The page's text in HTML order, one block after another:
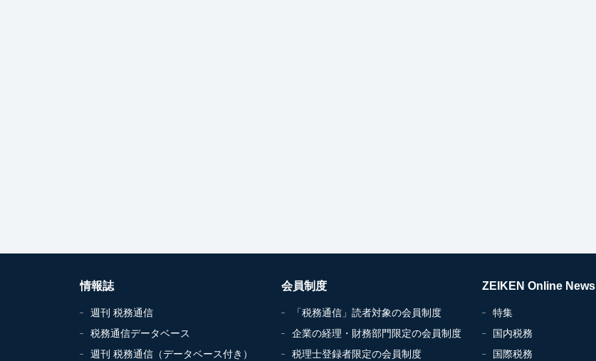
情報誌
週刊 税務通信
税務通信データベース
週刊 税務通信（データベース付き）
会員制度
「税務通信」読者対象の会員制度
企業の経理・財務部門限定の会員制度
税理士登録者限定の会員制度
ZEIKEN Online News
特集
国内税務
国際税務